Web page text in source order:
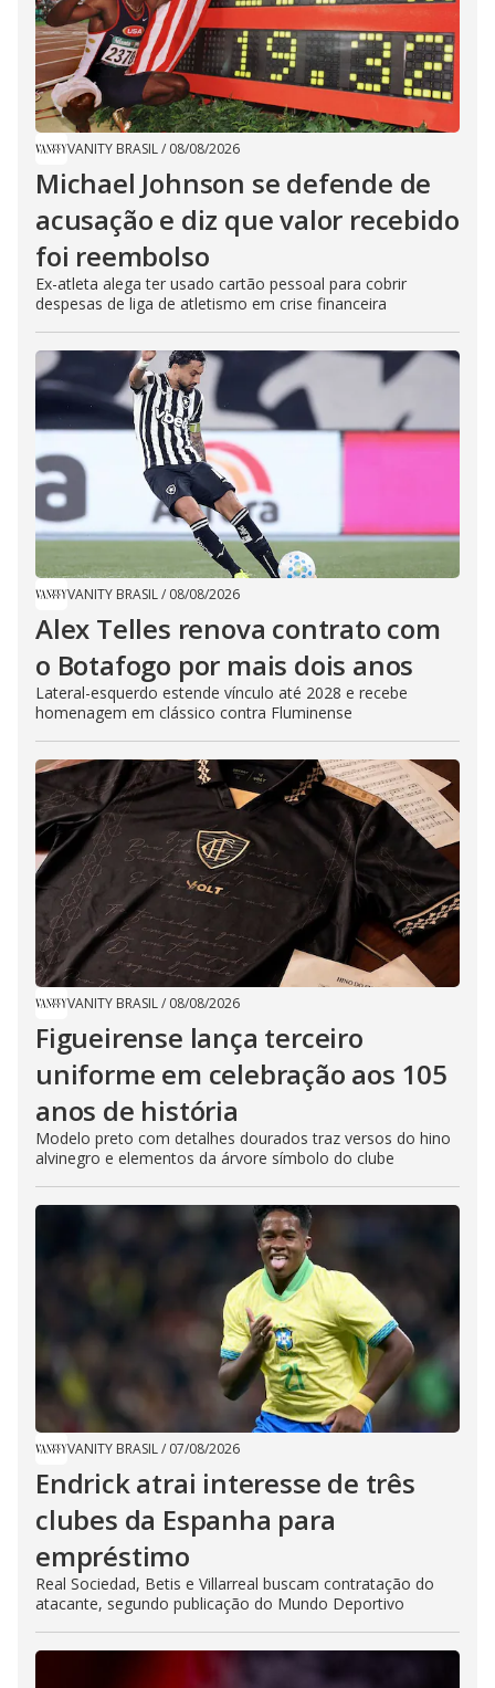
VANITY BRASIL/ 08/08/2026
Michael Johnson se defende de
acusação e diz que valor recebido
foi reembolso
Ex-atleta alega ter usado cartão pessoal para cobrir
despesas de liga de atletismo em crise financeira
VANITY BRASIL/ 08/08/2026
Alex Telles renova contrato com
o Botafogo por mais dois anos
Lateral-esquerdo estende vínculo até 2028 e recebe
homenagem em clássico contra Fluminense
VANITY BRASIL/ 08/08/2026
Figueirense lança terceiro
uniforme em celebração aos 105
anos de história
Modelo preto com detalhes dourados traz versos do hino
alvinegro e elementos da árvore símbolo do clube
VANITY BRASIL/ 07/08/2026
Endrick atrai interesse de três
clubes da Espanha para
empréstimo
Real Sociedad, Betis e Villarreal buscam contratação do
atacante, segundo publicação do Mundo Deportivo